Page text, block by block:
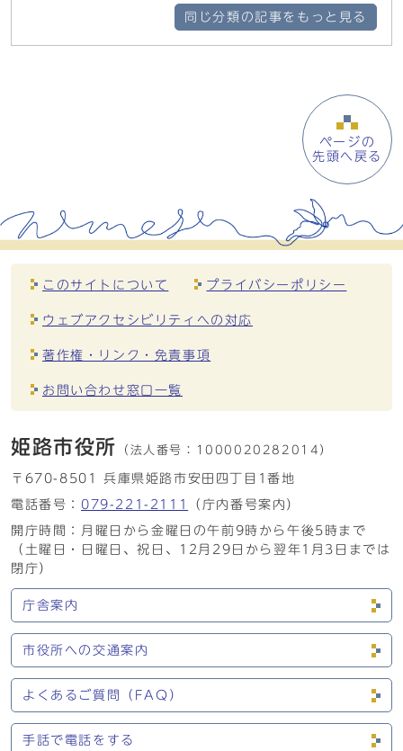
同じ分類の記事をもっと見る
ページの
先頭へ戻る
このサイトについて プライバシーポリシー
ウェブアクセシビリティへの対応
著作権・リンク・免責事項
お問い合わせ窓口一覧
姫路市役所 （法人番号： 1000020282014）
〒670-8501 兵庫県姫路市安田四丁目1番地
電話番号： 079-221-2111
（庁内番号案内）
開庁時間：月曜日から金曜日の午前9時から午後5時まで
（土曜日・日曜日、祝日、12月29日から翌年1月3日までは
閉庁）
庁舎案内
市役所への交通案内
よくあるご質問（FAQ）
手話で電話をする